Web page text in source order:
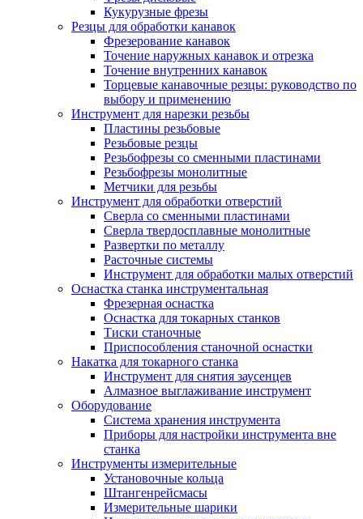
Кукурузные фрезы
Резцы для обработки канавок
Фрезерование канавок
Точение наружных канавок и отрезка
Точение внутренних канавок
Торцевые канавочные резцы: руководство по
выбору и применению
Инструмент для нарезки резьбы
Пластины резьбовые
Резьбовые резцы
Резьбофрезы со сменными пластинами
Резьбофрезы монолитные
Метчики для резьбы
Инструмент для обработки отверстий
Сверла со сменными пластинами
Сверла твердосплавные монолитные
Развертки по металлу
Расточные системы
Инструмент для обработки малых отверстий
Оснастка станка инструментальная
Фрезерная оснастка
Оснастка для токарных станков
Тиски станочные
Приспособления станочной оснастки
Накатка для токарного станка
Инструмент для снятия заусенцев
Алмазное выглаживание инструмент
Оборудование
Система хранения инструмента
Приборы для настройки инструмента вне
станка
Инструменты измерительные
Установочные кольца
Штангенрейсмасы
Измерительные шарики